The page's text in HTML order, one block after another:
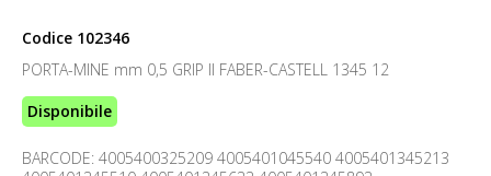
Codice 102346
PORTA-MINE mm 0,5 GRIP II FABER-CASTELL 1345 12
Disponibile
BARCODE: 4005400325209 4005401045540 4005401345213